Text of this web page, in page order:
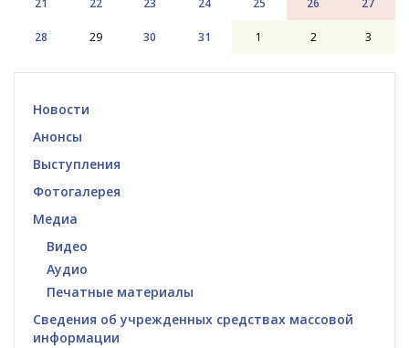
21 22 23 24 25 26 27
28 29 30 31 1 2 3
Новости
Анонсы
Выступления
Фотогалерея
Медиа
Видео
Аудио
Печатные материалы
Сведения об учрежденных средствах массовой
информации